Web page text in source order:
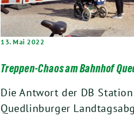
13. Mai 2022
Treppen-Chaos am Bahnhof
Die Antwort der DB
Quedlinburger